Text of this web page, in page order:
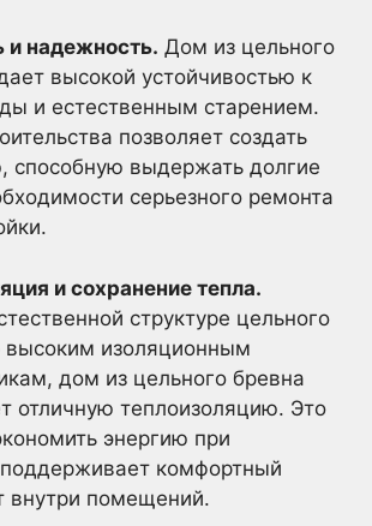
и надежность. Дом из цельного
высокой устойчивостью к
и естественным старением.
позволяет создать
способную выдержать долгие
серьезного ремонта
и сохранение тепла.
структуре цельного
высоким изоляционным
дом из цельного бревна
отличную теплоизоляцию. Это
энергию при
комфортный
внутри помещений.